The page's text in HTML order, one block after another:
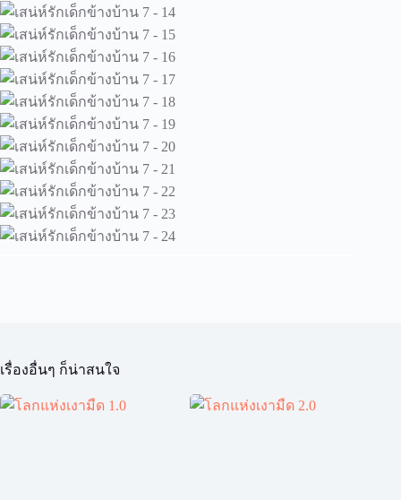
เรื่องอื่นๆ ก็น่าสนใจ